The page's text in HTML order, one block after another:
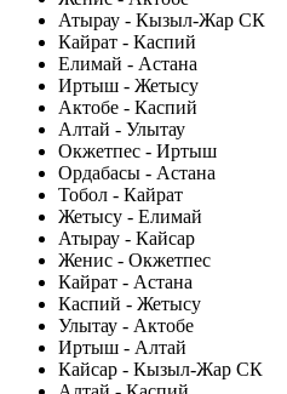
Атырау - Кызыл-Жар СК
Кайрат - Каспий
Елимай - Астана
Иртыш - Жетысу
Актобе - Каспий
Алтай - Улытау
Окжетпес - Иртыш
Ордабасы - Астана
Тобол - Кайрат
Жетысу - Елимай
Атырау - Кайсар
Женис - Окжетпес
Кайрат - Астана
Каспий - Жетысу
Улытау - Актобе
Иртыш - Алтай
Кайсар - Кызыл-Жар СК